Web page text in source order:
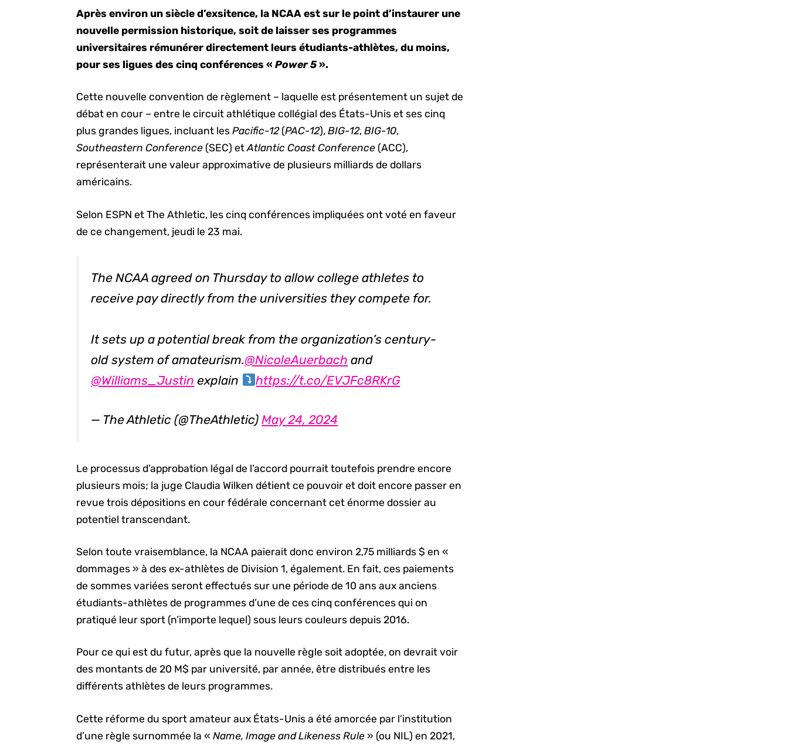
Après environ un siècle d’exsitence, la NCAA est sur le point d’instaurer une
nouvelle permission historique, soit de laisser ses programmes
universitaires rémunérer directement leurs étudiants-athlètes, du moins,
pour ses ligues des cinq conférences «Power 5».
Cette nouvelle convention de règlement – laquelle est présentement un sujet de
débat en cour – entre le circuit athlétique collégial des États-Unis et ses cinq
plus grandes ligues, incluant lesPacific-12(PAC-12),BIG-12,BIG-10,
Southeastern Conference (SEC) etAtlantic Coast Conference (ACC),
représenterait une valeur approximative de plusieurs milliards de dollars
américains.
Selon ESPN et The Athletic, les cinq conférences impliquées ont voté en faveur
de ce changement, jeudi le 23 mai.
The NCAA agreed on Thursday to allow college athletes to
receive pay directly from the universities they compete for.
It sets up a potential break from the organization’s century-
old system of amateurism.@NicoleAuerbach and
@Williams_Justin explain https://t.co/EVJFc8RKrG
— The Athletic (@TheAthletic)May 24, 2024
Le processus d’approbation légal de l’accord pourrait toutefois prendre encore
plusieurs mois; la juge Claudia Wilken détient ce pouvoir et doit encore passer en
revue trois dépositions en cour fédérale concernant cet énorme dossier au
potentiel transcendant.
Selon toute vraisemblance, la NCAA paierait donc environ 2,75 milliards $ en «
dommages » à des ex-athlètes de Division 1, également. En fait, ces paiements
de sommes variées seront effectués sur une période de 10 ans aux anciens
étudiants-athlètes de programmes d’une de ces cinq conférences qui on
pratiqué leur sport (n’importe lequel) sous leurs couleurs depuis 2016.
Pour ce qui est du futur, après que la nouvelle règle soit adoptée, on devrait voir
des montants de 20 M$ par université, par année, être distribués entre les
différents athlètes de leurs programmes.
Cette réforme du sport amateur aux États-Unis a été amorcée par l’institution
d’une règle surnommée la «Name, Image and Likeness Rule » (ou NIL) en 2021,